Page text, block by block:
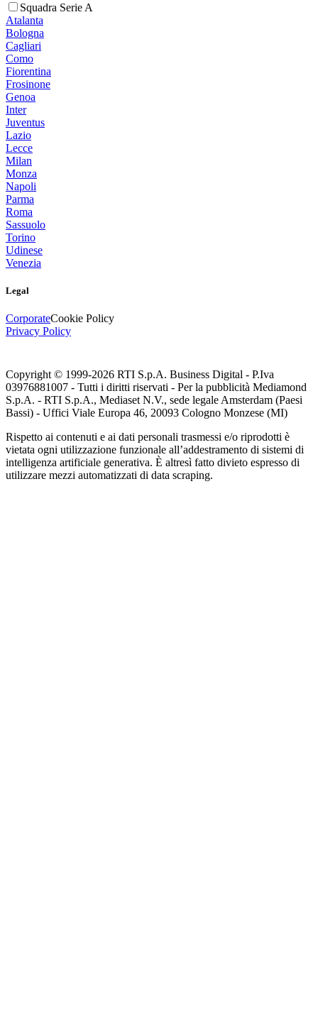
Squadra Serie A
Atalanta
Bologna
Cagliari
Como
Fiorentina
Frosinone
Genoa
Inter
Juventus
Lazio
Lecce
Milan
Monza
Napoli
Parma
Roma
Sassuolo
Torino
Udinese
Venezia
Legal
CorporateCookie Policy
Privacy Policy
Copyright © 1999-2026 RTI S.p.A. Business Digital - P.Iva
03976881007 - Tutti i diritti riservati - Per la pubblicità Mediamond
S.p.A. - RTI S.p.A., Mediaset N.V., sede legale Amsterdam (Paesi
Bassi) - Uffici Viale Europa 46, 20093 Cologno Monzese (MI)
Rispetto ai contenuti e ai dati personali trasmessi e/o riprodotti è
vietata ogni utilizzazione funzionale all’addestramento di sistemi di
intelligenza artificiale generativa. È altresì fatto divieto espresso di
utilizzare mezzi automatizzati di data scraping.